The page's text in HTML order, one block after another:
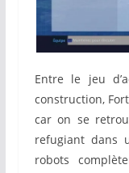
Entre le jeu
construction,
car on se
refugiant dans
robots